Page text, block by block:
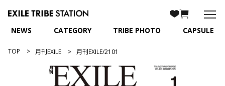
NEWS CATEGORY TRIBE PHOTO CAPSULE
TOP 月刊EXILE 月刊EXILE/2101